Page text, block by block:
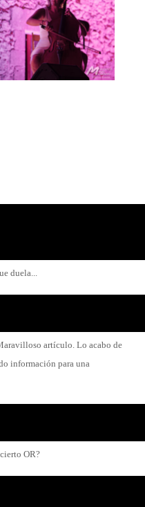
duela...
artículo. Lo acabo de
información para una
OR?